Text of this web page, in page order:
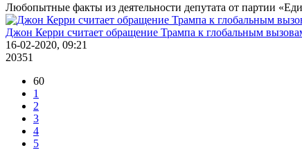
Любопытные факты из деятельности депутата от партии
Джон Керри считает обращение Трампа к глобальным
16-02-2020, 09:21
20351
60
1
2
3
4
5